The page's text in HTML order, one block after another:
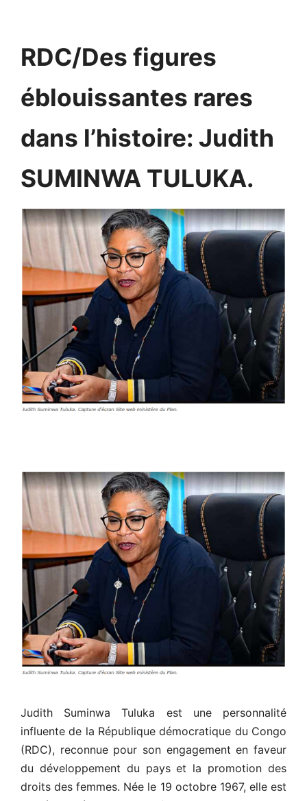
RDC/Des figures
éblouissantes rares
dans l’histoire: Judith
SUMINWA TULUKA.
Judith Suminwa Tuluka est une personnalité
influente de la République démocratique du Congo
(RDC), reconnue pour son engagement en faveur
du développement du pays et la promotion des
droits des femmes. Née le 19 octobre 1967, elle est